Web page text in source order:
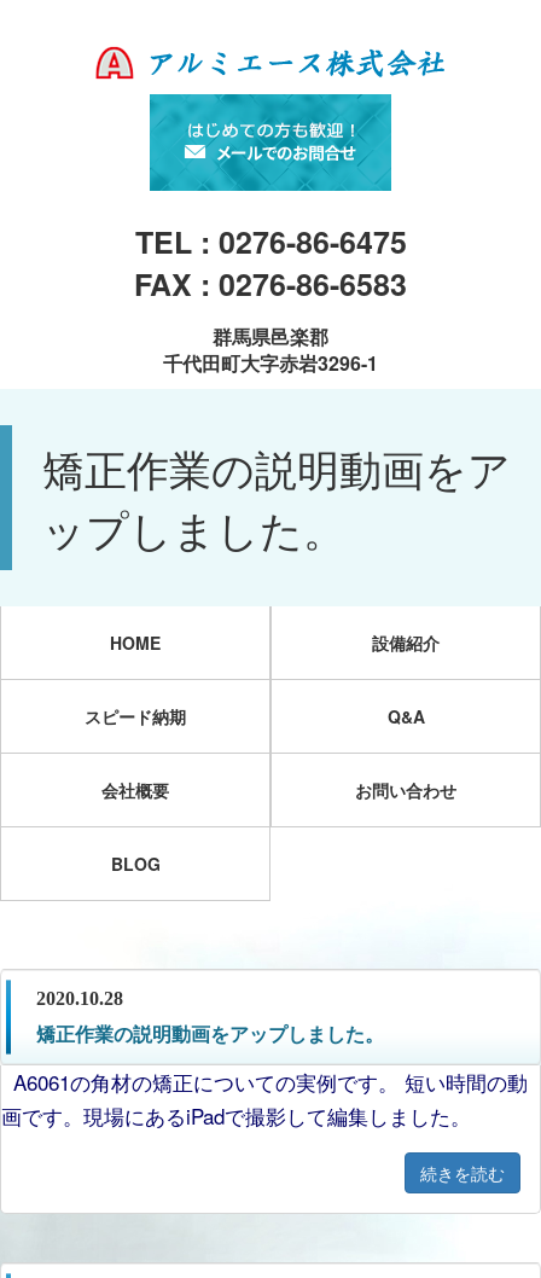
TEL : 0276-86-6475
FAX : 0276-86-6583
群馬県邑楽郡
千代田町大字赤岩3296-1
矯正作業の説明動画をア
ップしました。
HOME 設備紹介
スピード納期 Q&A
会社概要 お問い合わせ
BLOG
2020.10.28
矯正作業の説明動画をアップしました。
A6061の角材の矯正についての実例です。 短い時間の動
画です。現場にあるiPadで撮影して編集しました。
続きを読む